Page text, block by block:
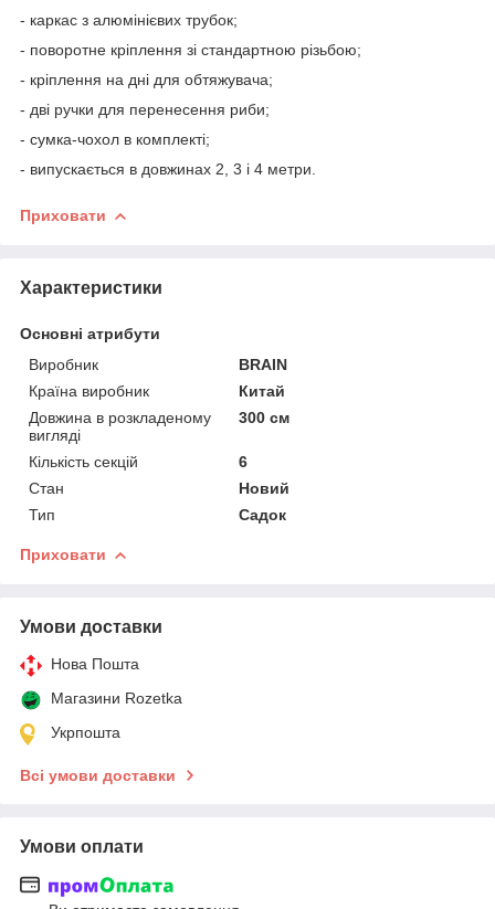
- каркас з алюмінієвих трубок;
- поворотне кріплення зі стандартною різьбою;
- кріплення на дні для обтяжувача;
- дві ручки для перенесення риби;
- сумка-чохол в комплекті;
- випускається в довжинах 2, 3 і 4 метри.
Приховати
Характеристики
Основні атрибути
Виробник
BRAIN
Країна виробник
Китай
Довжина в розкладеному
вигляді
300 см
Кількість секцій
6
Стан
Новий
Тип
Садок
Приховати
Умови доставки
Нова Пошта
Магазини Rozetka
Укрпошта
Всі умови доставки
Умови оплати